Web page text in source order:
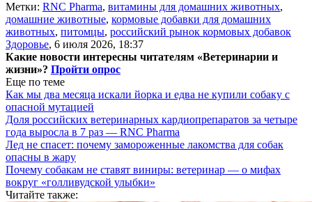
Метки: RNC Pharma, витамины для домашних животных,
домашние животные, кормовые добавки для домашних
животных, питомцы, российский рынок кормовых добавок
Здоровье, 6 июля 2026, 18:37
Какие новости интересны читателям «Ветеринарии и
жизни»? Пройти опрос
Еще по теме
Как мы два месяца искали йорка и едва не купили собаку с
опасной мутацией
Доля российских ветеринарных кардиопрепаратов за четыре
года выросла в 7 раз — RNC Pharma
Лед не спасет: почему замороженные лакомства для собак
опасны в жару
Почему собакам не ставят виниры: ветеринар — о мифах
вокруг «голливудской улыбки»
Читайте также: